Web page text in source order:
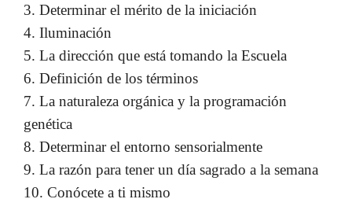
3. Determinar el mérito de la iniciación
4. Iluminación
5. La dirección que está tomando la Escuela
6. Definición de los términos
7. La naturaleza orgánica y la programación
genética
8. Determinar el entorno sensorialmente
9. La razón para tener un día sagrado a la semana
10. Conócete a ti mismo